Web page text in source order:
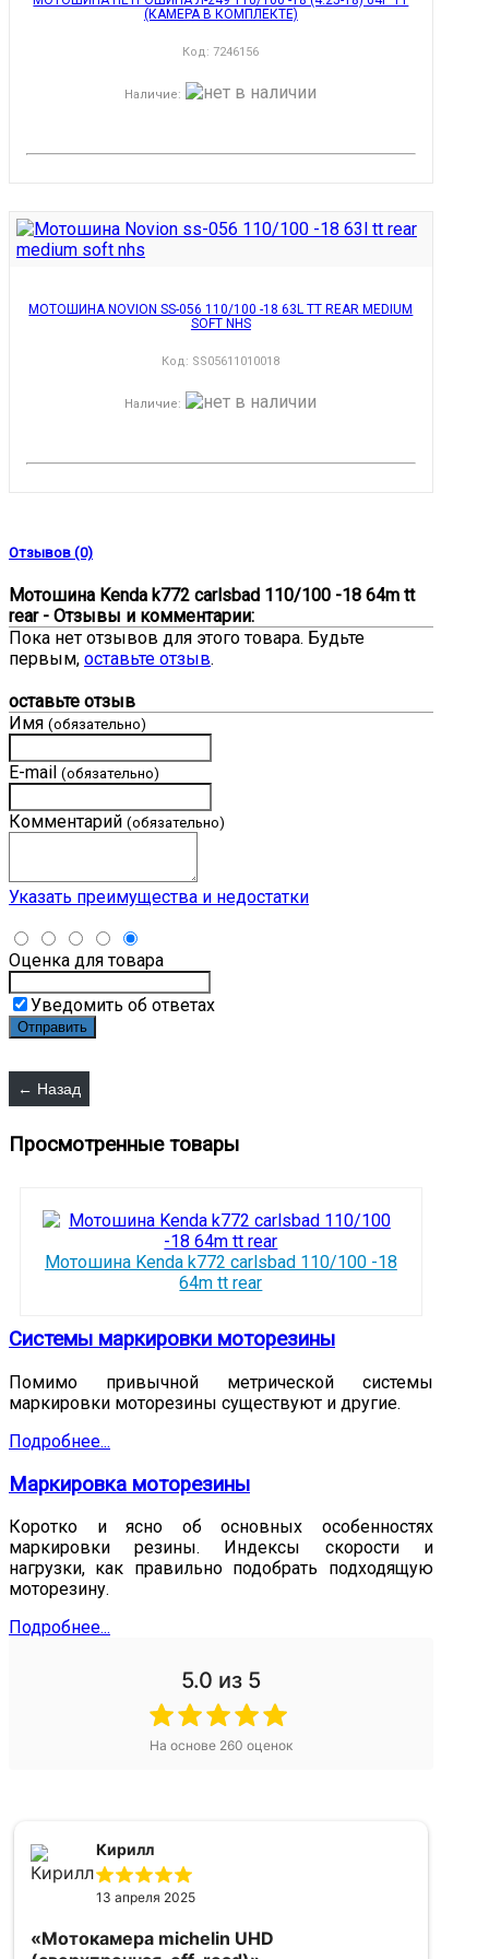
(КАМЕРА В КОМПЛЕКТЕ)
Код:7246156
Наличие:
МОТОШИНА NOVION SS-056 110/100 -18 63L TT REAR MEDIUM
SOFT NHS
Код: SS05611010018
Наличие:
Отзывов (0)
Мотошина Kenda k772 carlsbad 110/100 -18 64m tt
rear - Отзывы и комментарии:
Пока нет отзывов для этого товара. Будьте
первым, оставьте отзыв.
оставьте отзыв
Имя (обязательно)
E-mail (обязательно)
Комментарий (обязательно)
Указать преимущества и недостатки
Оценка для товара
Уведомить об ответах
Просмотренные товары
Мотошина Kenda k772 carlsbad 110/100 -18
64m tt rear
Системы маркировки моторезины
Помимо привычной метрической системы
маркировки моторезины существуют и другие.
Подробнее...
Маркировка моторезины
Коротко и ясно об основных особенностях
маркировки резины. Индексы скорости и
нагрузки, как правильно подобрать подходящую
моторезину.
Подробнее...
5.0 из 5
На основе 260 оценок
Кирилл
13 апреля 2025
«Мотокамера michelin UHD